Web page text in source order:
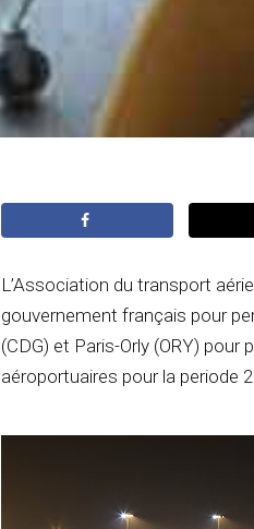
L’Association du transport
gouvernement français pour
(CDG) et Paris-Orly (ORY)
aéroportuaires pour la periode